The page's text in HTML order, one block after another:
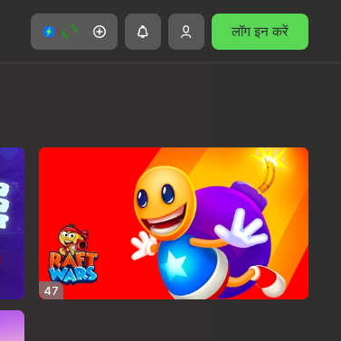
लॉग इन करें
47